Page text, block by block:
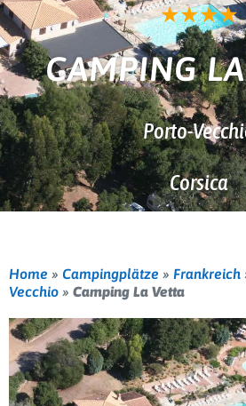
★★★★
CAMPING
Porto-
Corsica
Home » Campingplätze » Frankreich
Vecchio » Camping La Vetta